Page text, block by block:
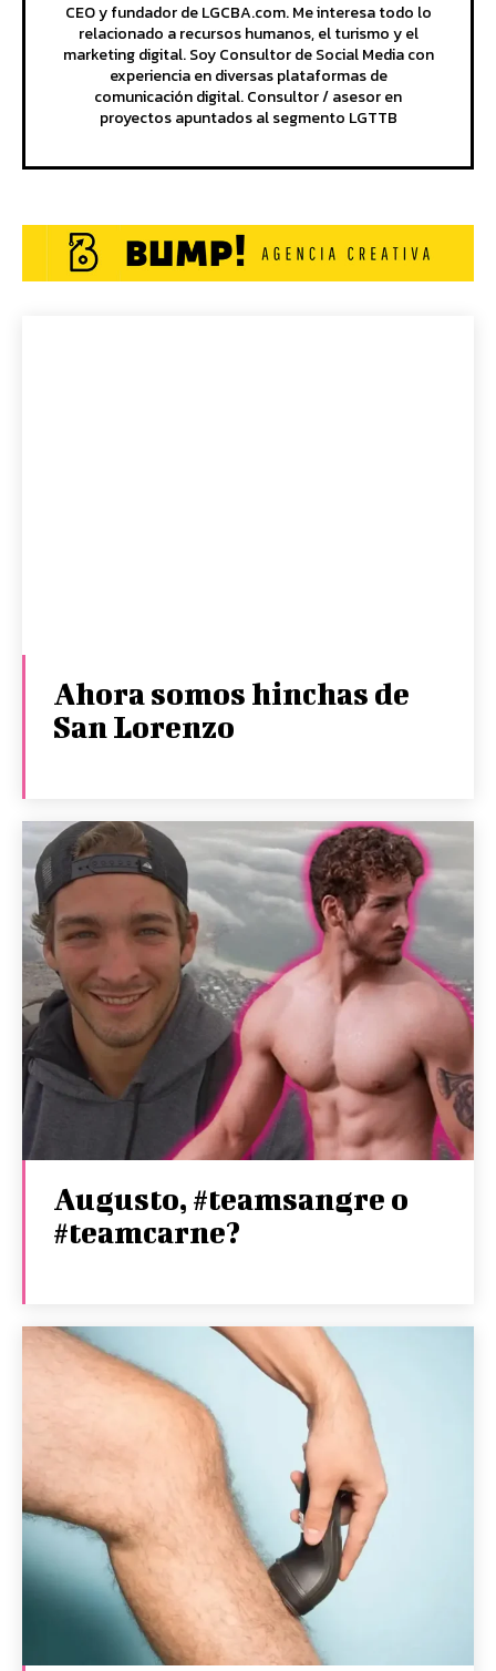
CEO y fundador de LGCBA.com. Me interesa todo lo
relacionado a recursos humanos, el turismo y el
marketing digital. Soy Consultor de Social Media con
experiencia en diversas plataformas de
comunicación digital. Consultor / asesor en
proyectos apuntados al segmento LGTTB
Ahora somos hinchas de
San Lorenzo
Augusto, #teamsangre o
#teamcarne?